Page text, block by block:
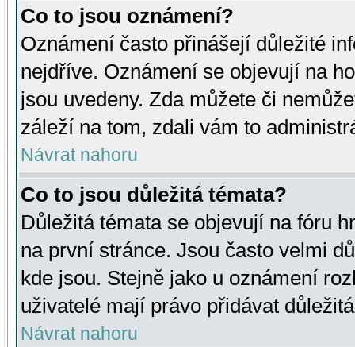
Co to jsou oznámení?
Oznámení často přinášejí důležité
nejdříve. Oznámení se objevují na
jsou uvedeny. Zda můžete či
záleží na tom, zdali vám to
Návrat nahoru
Co to jsou důležitá témata?
Důležitá témata se objevují na fóru
na první stránce. Jsou často velmi
kde jsou. Stejně jako u oznámení
uživatelé mají právo přidávat
Návrat nahoru